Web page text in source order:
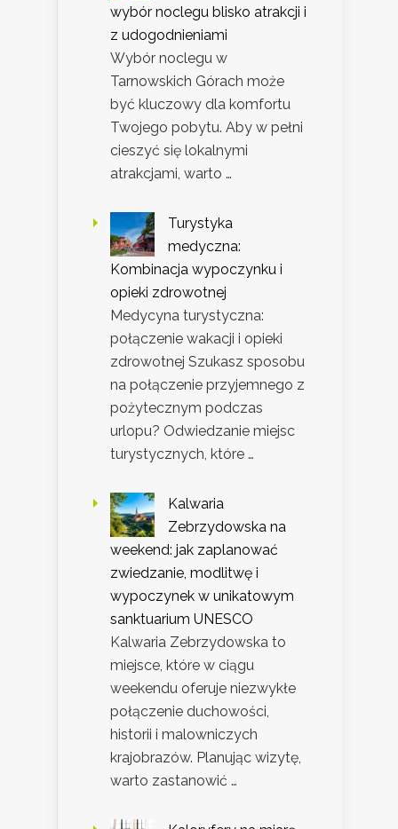
wybór noclegu blisko atrakcji i
z udogodnieniami
Wybór noclegu w
Tarnowskich Górach może
być kluczowy dla komfortu
Twojego pobytu. Aby w pełni
cieszyć się lokalnymi
atrakcjami, warto …
Turystyka
medyczna:
Kombinacja wypoczynku i
opieki zdrowotnej
Medycyna turystyczna:
połączenie wakacji i opieki
zdrowotnej Szukasz sposobu
na połączenie przyjemnego z
pożytecznym podczas
urlopu? Odwiedzanie miejsc
turystycznych, które …
Kalwaria
Zebrzydowska na
weekend: jak zaplanować
zwiedzanie, modlitwę i
wypoczynek w unikatowym
sanktuarium UNESCO
Kalwaria Zebrzydowska to
miejsce, które w ciągu
weekendu oferuje niezwykłe
połączenie duchowości,
historii i malowniczych
krajobrazów. Planując wizytę,
warto zastanowić …